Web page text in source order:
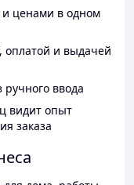
и ценами в одном
оплатой и выдачей
ввода
видит опыт
заказа